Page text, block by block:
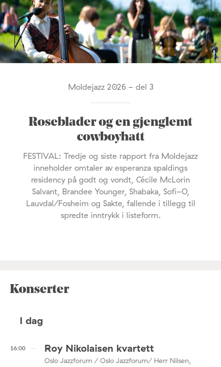
Moldejazz 2026 - del 3
Roseblader og en gjenglemt
cowboyhatt
FESTIVAL: Tredje og siste rapport fra Moldejazz
inneholder omtaler av esperanza spaldings
residency på godt og vondt, Cécile McLorin
Salvant, Brandee Younger, Shabaka, Sofi-O,
Lauvdal/Fosheim og Sakte, fallende i tillegg til
spredte inntrykk i listeform.
Konserter
I dag
16:00 Roy Nikolaisen kvartett
Oslo Jazzforum / Oslo Jazzforum/ Herr Nilsen,